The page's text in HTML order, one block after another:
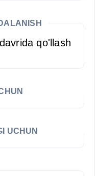
qo'llash
UCHUN